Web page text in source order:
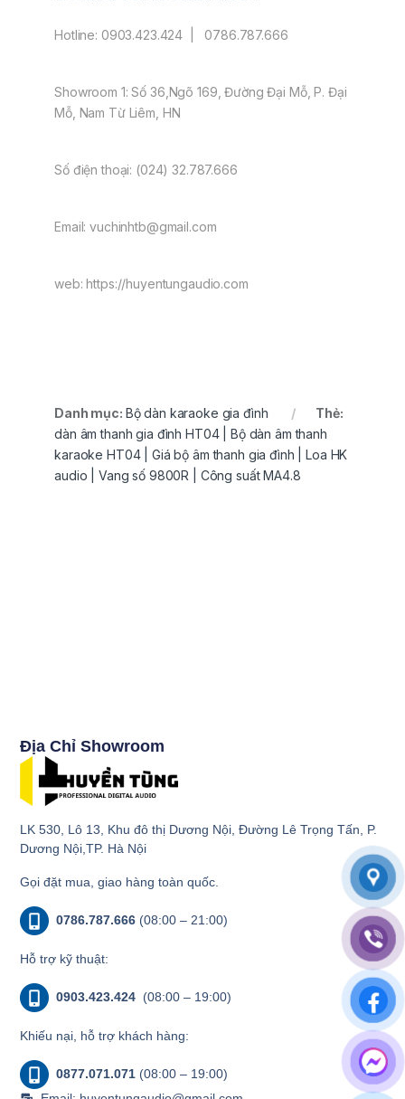
Hotline: 0903.423.424 | 0786.787.666
Showroom 1: Số 36,Ngõ 169, Đường Đại Mỗ, P. Đại
Mỗ, Nam Từ Liêm, HN
Số điện thoại: (024) 32.787.666
Email: vuchinhtb@gmail.com
web: https://huyentungaudio.com
Danh mục: Bộ dàn karaoke gia đình
Thẻ:
dàn âm thanh gia đình HT04 | Bộ dàn âm thanh
karaoke HT04 | Giá bộ âm thanh gia đình | Loa HK
audio | Vang số 9800R | Công suất MA4.8
Địa Chỉ Showroom
LK 530, Lô 13, Khu đô thị Dương Nội, Đường Lê Trọng Tấn, P.
Dương Nội,TP. Hà Nội
Gọi đặt mua, giao hàng toàn quốc.
0786.787.666 (08:00 – 21:00)
Hỗ trợ kỹ thuật:
0903.423.424 (08:00 – 19:00)
Khiếu nại, hỗ trợ khách hàng:
0877.071.071 (08:00 – 19:00)